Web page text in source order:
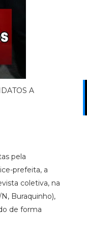
A
pela
prefeita, a
coletiva, na
Buraquinho),
de forma